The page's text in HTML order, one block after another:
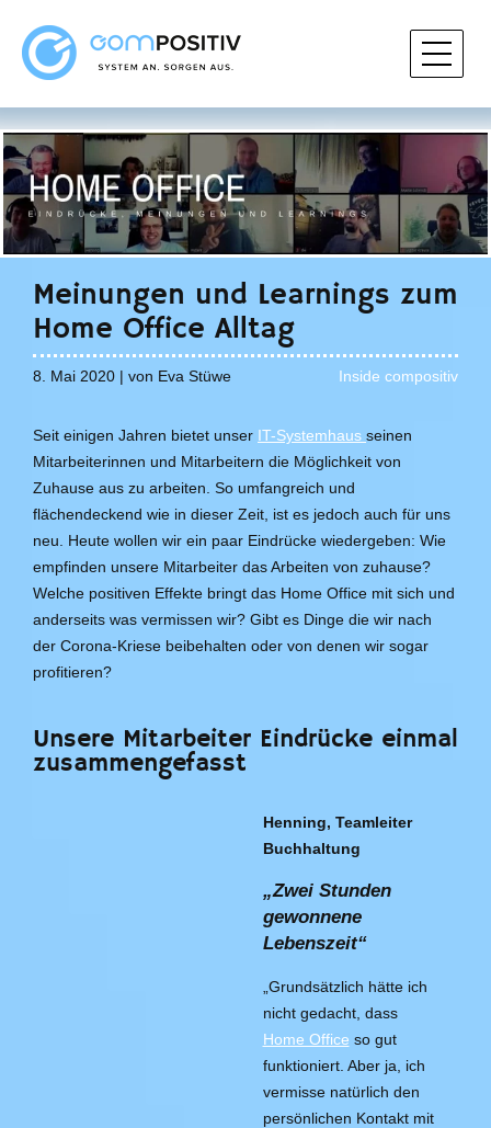
Meinungen und Learnings zum
Home Office Alltag
8. Mai 2020 | von Eva Stüwe Inside compositiv
Seit einigen Jahren bietet unser IT-Systemhaus seinen
Mitarbeiterinnen und Mitarbeitern die Möglichkeit von
Zuhause aus zu arbeiten. So umfangreich und
flächendeckend wie in dieser Zeit, ist es jedoch auch für uns
neu. Heute wollen wir ein paar Eindrücke wiedergeben: Wie
empfinden unsere Mitarbeiter das Arbeiten von zuhause?
Welche positiven Effekte bringt das Home Office mit sich und
anderseits was vermissen wir? Gibt es Dinge die wir nach
der Corona-Kriese beibehalten oder von denen wir sogar
profitieren?
Unsere Mitarbeiter Eindrücke einmal
zusammengefasst
Henning, Teamleiter
Buchhaltung
„Zwei Stunden
gewonnene
Lebenszeit“
„Grundsätzlich hätte ich
nicht gedacht, dass
Home Office so gut
funktioniert. Aber ja, ich
vermisse natürlich den
persönlichen Kontakt mit